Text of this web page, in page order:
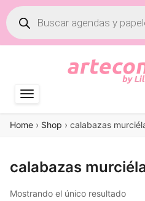
Búsqueda
de
productos
Home › Shop › calabazas
calabazas
Mostrando el único resultado